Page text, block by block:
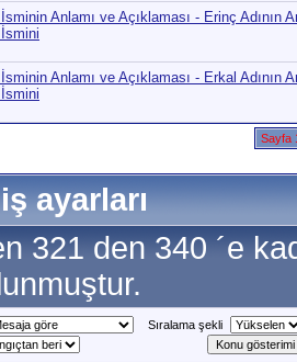
Anlamı ve Açıklaması - Erinç Adının
Anlamı ve Açıklaması - Erkal Adının
Sayfa
ayarları
321 den 340 ´e
Sıralama şekli